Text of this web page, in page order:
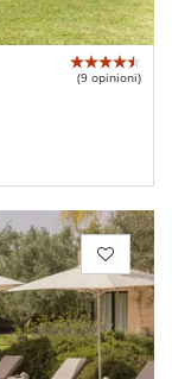
(9 opinioni)